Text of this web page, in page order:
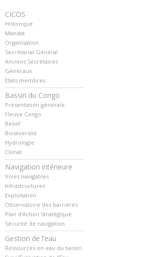
CICOS
Historique
Mandat
Organisation
Secrétariat Général
Anciens Secrétaires
Généraux
Etats membres
Bassin du Congo
Présentation générale
Fleuve Congo
Relief
Biodiversité
Hydrologie
Climat
Navigation intérieure
Voies navigables
Infrastructures
Exploitation
Observatoire des barrières
Plan d’Action Stratégique
Sécurité de navigation
Gestion de l’eau
Ressources en eau du bassin